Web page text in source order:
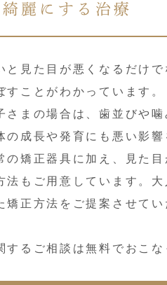
麗にする治療
と見た目が悪くなるだけ
すことがわかっています。
さまの場合は、歯並びや
の成長や発育にも悪い影響
の矯正器具に加え、見た
法もご用意しています。
矯正方法をご提案させてい
するご相談は無料でおこ